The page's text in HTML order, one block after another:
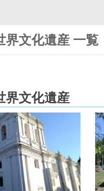
界文化遺産 一覧
界文化遺産